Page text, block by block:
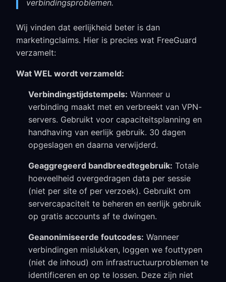
verbindingsproblemen.
Wij vinden dat eerlijkheid beter is dan
marketingclaims. Hier is precies wat FreeGuard
verzamelt:
Wat WEL wordt verzameld:
Verbindingstijdstempels: Wanneer u
verbinding maakt met en verbreekt van VPN-
servers. Gebruikt voor capaciteitsplanning en
handhaving van eerlijk gebruik. 30 dagen
opgeslagen en daarna verwijderd.
Geaggregeerd bandbreedtegebruik: Totale
hoeveelheid overgedragen data per sessie
(niet per site of per verzoek). Gebruikt om
servercapaciteit te beheren en eerlijk gebruik
op gratis accounts af te dwingen.
Geanonimiseerde foutcodes: Wanneer
verbindingen mislukken, loggen we fouttypen
(niet de inhoud) om infrastructuurproblemen te
identificeren en op te lossen. Deze zijn niet